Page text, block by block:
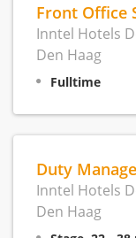
Front Office
Inntel Hotels
Den Haag
Fulltime
Duty
Inntel Hotels
Den Haag